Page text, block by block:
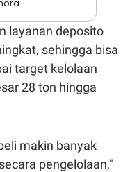
layanan deposito
sehingga bisa
target kelolaan
28 ton hingga
makin banyak
pengelolaan,"